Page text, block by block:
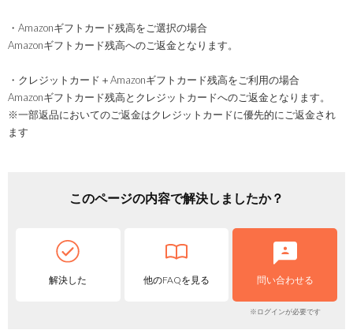
・Amazonギフトカード残高をご選択の場合
Amazonギフトカード残高へのご返金となります。
・クレジットカード＋Amazonギフトカード残高をご利用の場合
Amazonギフトカード残高とクレジットカードへのご返金となります。
※一部返品においてのご返金はクレジットカードに優先的にご返金され
ます
このページの内容で解決しましたか？
解決した 他のFAQを見る 問い合わせる
※ログインが必要です